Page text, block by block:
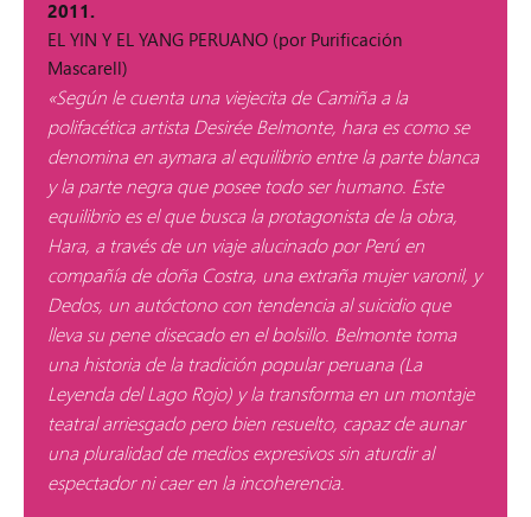
2011.
EL YIN Y EL YANG PERUANO (por Purificación
Mascarell)
«Según le cuenta una viejecita de Camiña a la
polifacética artista Desirée Belmonte, hara es como se
denomina en aymara al equilibrio entre la parte blanca
y la parte negra que posee todo ser humano. Este
equilibrio es el que busca la protagonista de la obra,
Hara, a través de un viaje alucinado por Perú en
compañía de doña Costra, una extraña mujer varonil, y
Dedos, un autóctono con tendencia al suicidio que
lleva su pene disecado en el bolsillo. Belmonte toma
una historia de la tradición popular peruana (La
Leyenda del Lago Rojo) y la transforma en un montaje
teatral arriesgado pero bien resuelto, capaz de aunar
una pluralidad de medios expresivos sin aturdir al
espectador ni caer en la incoherencia.